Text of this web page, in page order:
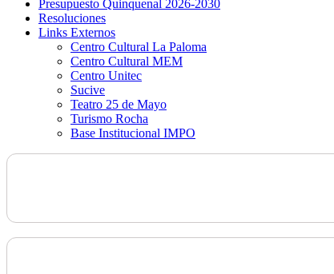
Presupuesto Quinquenal 2026-2030
Resoluciones
Links Externos
Centro Cultural La Paloma
Centro Cultural MEM
Centro Unitec
Sucive
Teatro 25 de Mayo
Turismo Rocha
Base Institucional IMPO